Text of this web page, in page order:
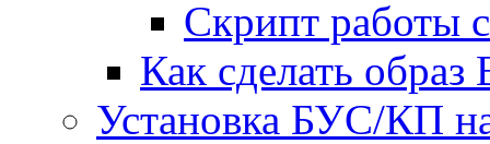
Скрипт работы
Как сделать
Установка БУС/КП